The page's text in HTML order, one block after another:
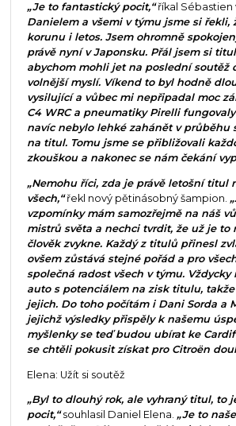
„Je to fantastický pocit,“říkal Sébastien
Danielem a všemi v týmu jsme si řekli,
korunu i letos. Jsem ohromně
právě nyní v Japonsku. Přál jsem si
abychom mohli jet na poslední soutěž
volnější myslí. Víkend to byl hodně
vysilující a vůbec mi nepřipadal moc
C4 WRC a pneumatiky Pirelli
navíc nebylo lehké zahánět v průběhu
na titul. Tomu jsme se přibližovali
zkouškou a nakonec se nám čekání
„Nemohu říci, zda je právě letošní titul
všech,“řekl nový pětinásobný šampion.
vzpomínky mám samozřejmě na náš
mistrů světa a nechci tvrdit, že už je to
člověk zvykne. Každý z titulů přinesl
ovšem zůstává stejné pořád a pro
společná radost všech v týmu.
auto s potenciálem na zisk titulu,
jejich. Do toho počítám i Dani Sorda a
jejichž výsledky přispěly k našemu
myšlenky se teď budou ubírat ke
se chtěli pokusit získat pro Citroën
Elena: Užít si soutěž
„Byl to dlouhý rok, ale vyhraný titul, to
pocit,“souhlasil Daniel Elena. „Je to